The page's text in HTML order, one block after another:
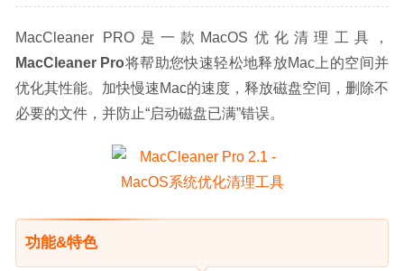
MacCleaner PRO是一款MacOS优化清理工具，
MacCleaner Pro将帮助您快速轻松地释放Mac上的空间并
优化其性能。加快慢速Mac的速度，释放磁盘空间，删除不
必要的文件，并防止“启动磁盘已满”错误。
功能&特色